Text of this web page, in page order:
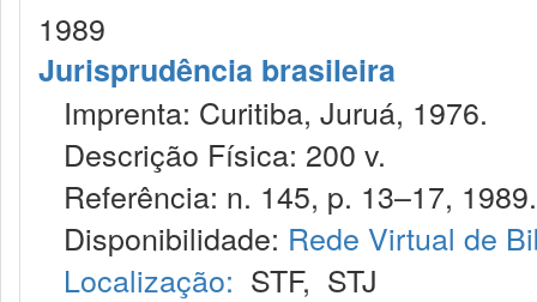
1989
Jurisprudência brasileira
Imprenta: Curitiba, Juruá, 1976.
Descrição Física: 200 v.
Referência: n. 145, p. 13–17, 1989.
Disponibilidade: Rede Virtual de
Localização: STF, STJ